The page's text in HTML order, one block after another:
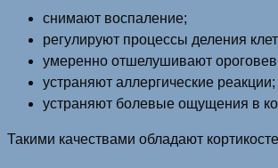
снимают воспаление;
регулируют процессы деления
умеренно отшелушивают
устраняют аллергические реакции;
устраняют болевые ощущения в
Такими качествами обладают